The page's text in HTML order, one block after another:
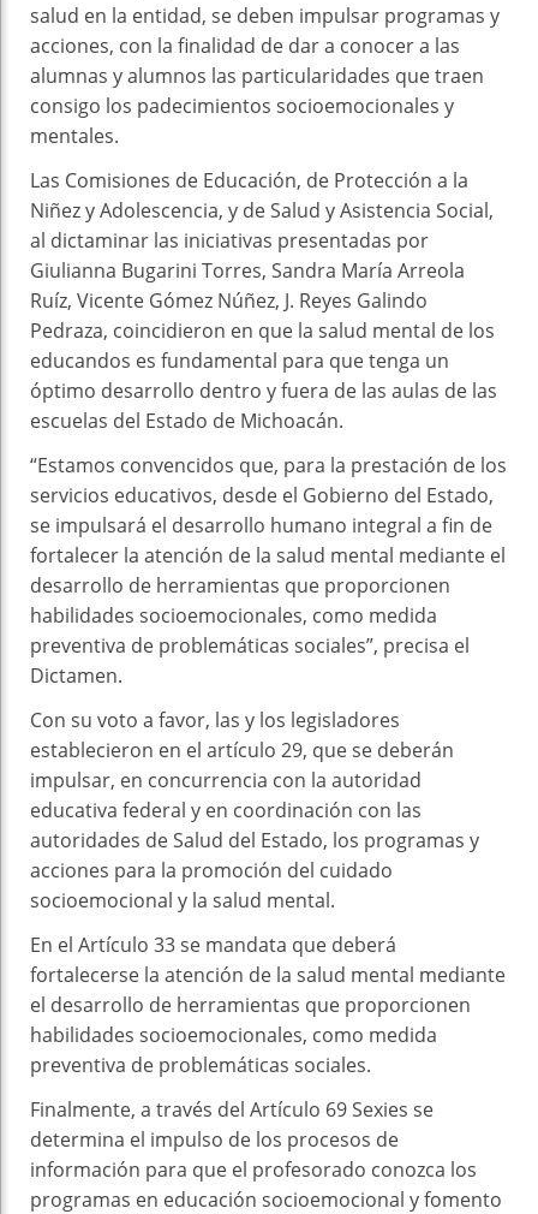
salud en la entidad, se deben impulsar programas y
acciones, con la finalidad de dar a conocer a las
alumnas y alumnos las particularidades que traen
consigo los padecimientos socioemocionales y
mentales.
Las Comisiones de Educación, de Protección a la
Niñez y Adolescencia, y de Salud y Asistencia Social,
al dictaminar las iniciativas presentadas por
Giulianna Bugarini Torres, Sandra María Arreola
Ruíz, Vicente Gómez Núñez, J. Reyes Galindo
Pedraza, coincidieron en que la salud mental de los
educandos es fundamental para que tenga un
óptimo desarrollo dentro y fuera de las aulas de las
escuelas del Estado de Michoacán.
“Estamos convencidos que, para la prestación de los
servicios educativos, desde el Gobierno del Estado,
se impulsará el desarrollo humano integral a fin de
fortalecer la atención de la salud mental mediante el
desarrollo de herramientas que proporcionen
habilidades socioemocionales, como medida
preventiva de problemáticas sociales”, precisa el
Dictamen.
Con su voto a favor, las y los legisladores
establecieron en el artículo 29, que se deberán
impulsar, en concurrencia con la autoridad
educativa federal y en coordinación con las
autoridades de Salud del Estado, los programas y
acciones para la promoción del cuidado
socioemocional y la salud mental.
En el Artículo 33 se mandata que deberá
fortalecerse la atención de la salud mental mediante
el desarrollo de herramientas que proporcionen
habilidades socioemocionales, como medida
preventiva de problemáticas sociales.
Finalmente, a través del Artículo 69 Sexies se
determina el impulso de los procesos de
información para que el profesorado conozca los
programas en educación socioemocional y fomento